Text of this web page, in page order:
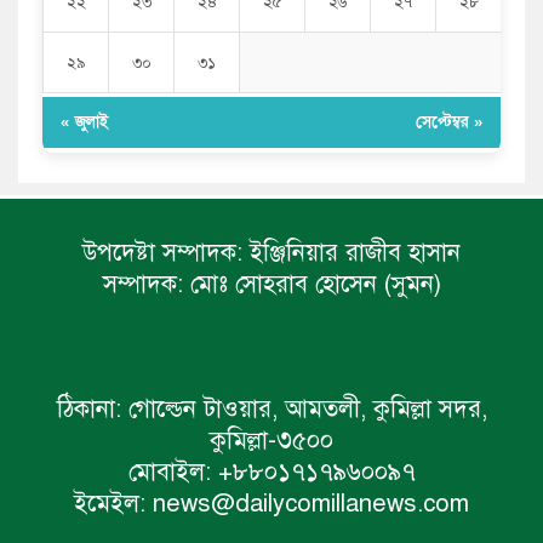
২৯ ৩০ ৩১
« জুলাই সেপ্টেম্বর »
উপদেষ্টা সম্পাদক: ইঞ্জিনিয়ার রাজীব হাসান
সম্পাদক: মোঃ সোহরাব হোসেন (সুমন)
ঠিকানা: গোল্ডেন টাওয়ার, আমতলী, কুমিল্লা সদর,
কুমিল্লা-৩৫০০
মোবাইল: +৮৮০১৭১৭৯৬০০৯৭
ইমেইল: news@dailycomillanews.com